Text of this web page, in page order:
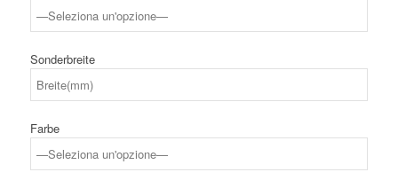
Sonderbreite
Farbe